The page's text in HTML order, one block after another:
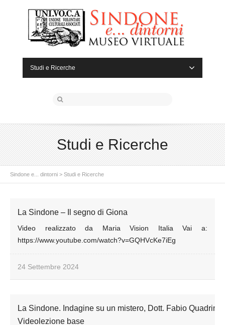
Studi e Ricerche
Studi e Ricerche
Sindone e... dintorni > Studi e Ricerche
La Sindone – Il segno di Giona
Video realizzato da Maria Vision Italia Vai a:
https://www.youtube.com/watch?v=GQHVcKe7iEg
24 Settembre 2024
La Sindone. Indagine su un mistero, Dott. Fabio Quadrini
Videolezione base